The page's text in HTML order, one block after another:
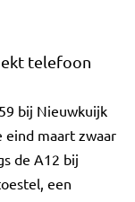
telefoon
bij Nieuwkuijk
eind maart zwaar
de A12 bij
een